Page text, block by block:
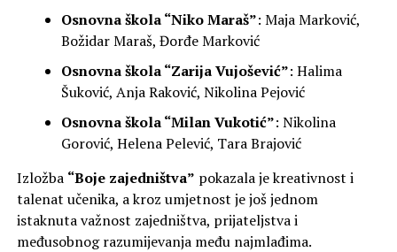
Osnovna škola “Niko Maraš”: Maja Marković,
Božidar Maraš, Đorđe Marković
Osnovna škola “Zarija Vujošević”: Halima
Šuković, Anja Raković, Nikolina Pejović
Osnovna škola “Milan Vukotić”: Nikolina
Gorović, Helena Pelević, Tara Brajović
Izložba “Boje zajedništva” pokazala je kreativnost i
talenat učenika, a kroz umjetnost je još jednom
istaknuta važnost zajedništva, prijateljstva i
međusobnog razumijevanja među najmlađima.